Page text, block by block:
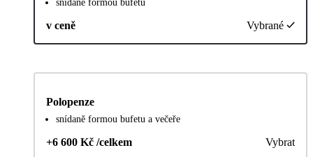
snídaně formou bufetu
v ceně Vybrané
Polopenze
snídaně formou bufetu a večeře
+6 600 Kč /celkem Vybrat